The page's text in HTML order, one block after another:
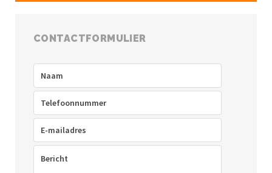
CONTACTFORMULIER
Telefoon
mailadres(Vereist)